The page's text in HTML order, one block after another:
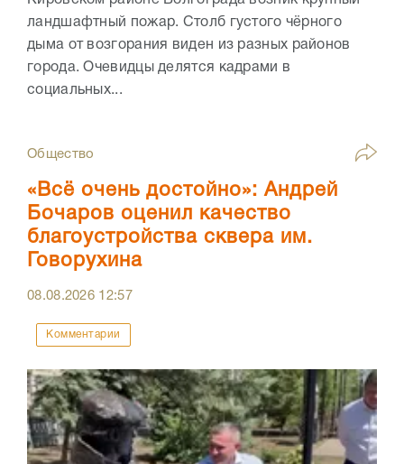
ландшафтный пожар. Столб густого чёрного
дыма от возгорания виден из разных районов
города. Очевидцы делятся кадрами в
социальных...
Общество
«Всё очень достойно»: Андрей
Бочаров оценил качество
благоустройства сквера им.
Говорухина
08.08.2026 12:57
Комментарии